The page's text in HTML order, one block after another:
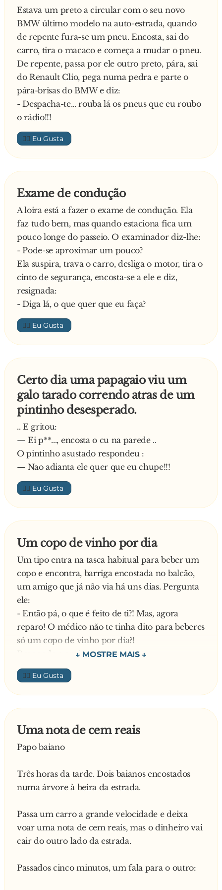
e carta de condução, faz favor…
Estava um preto a circular com o seu novo
BMW último modelo na auto-estrada, quando
de repente fura-se um pneu. Encosta, sai do
carro, tira o macaco e começa a mudar o pneu.
De repente, passa por ele outro preto, pára, sai
do Renault Clio, pega numa pedra e parte o
pára-brisas do BMW e diz:
- Despacha-te… rouba lá os pneus que eu roubo
o rádio!!!
👍🏼
Exame de condução
A loira está a fazer o exame de condução. Ela
faz tudo bem, mas quando estaciona fica um
pouco longe do passeio. O examinador diz-lhe:
- Pode-se aproximar um pouco?
Ela suspira, trava o carro, desliga o motor, tira o
cinto de segurança, encosta-se a ele e diz,
resignada:
- Diga lá, o que quer que eu faça?
👍🏼
Certo dia uma papagaio viu um
galo tarado correndo atras de um
pintinho desesperado.
.. E gritou:
— Ei p**..., encosta o cu na parede ..
O pintinho asustado respondeu :
— Nao adianta ele quer que eu chupe!!!
👍🏼
Um copo de vinho por dia
Um tipo entra na tasca habitual para beber um
copo e encontra, barriga encostada no balcão,
um amigo que já não via há uns dias. Pergunta
ele:
- Então pá, o que é feito de ti?! Mas, agora
reparo! O médico não te tinha dito para beberes
só um copo de vinho por dia?!
Responde o amigo:
- Tinha. E então?!
Diz o outro:
- Então?! O que eu vejo agora à tua frente são
quatro copos já vazios e outro menos de meio
- Eh pá, eu estou a adiantar serviço! O copo que
falta acabar de beber já é o do dia 26 de agosto
—
👍🏼
Uma nota de cem reais
Papo baiano
Três horas da tarde. Dois baianos encostados
numa árvore à beira da estrada.
Passa um carro a grande velocidade e deixa
voar uma nota de cem reais, mas o dinheiro vai
cair do outro lado da estrada.
Passados cinco minutos, um fala para o outro: